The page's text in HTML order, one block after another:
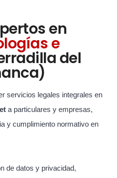
en
e
del
servicios legales integrales en
a particulares y empresas,
y cumplimiento normativo en
de datos y privacidad,